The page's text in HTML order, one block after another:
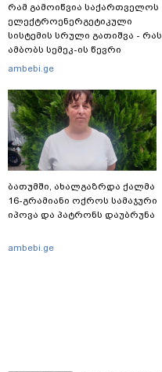
რამ გამოიწვია საქართველოს
ელექტროენერგეტიკული
სისტემის სრული გათიშვა - რას
ამბობს სემეკ-ის წევრი
ambebi.ge
ბათუმში, ახალგაზრდა ქალმა
16-გრამიანი ოქროს სამაჯური
იპოვა და პატრონს დაუბრუნა
ambebi.ge